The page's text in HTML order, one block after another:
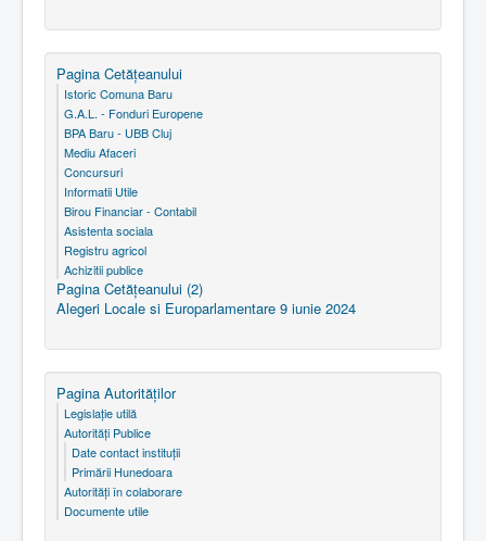
Pagina Cetăţeanului
Istoric Comuna Baru
G.A.L. - Fonduri Europene
BPA Baru - UBB Cluj
Mediu Afaceri
Concursuri
Informatii Utile
Birou Financiar - Contabil
Asistenta sociala
Registru agricol
Achizitii publice
Pagina Cetăţeanului (2)
Alegeri Locale si Europarlamentare 9 iunie 2024
Pagina Autorităţilor
Legislaţie utilă
Autorităţi Publice
Date contact instituţii
Primării Hunedoara
Autorităţi în colaborare
Documente utile